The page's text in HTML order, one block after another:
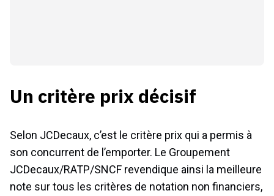
Un critère prix décisif
Selon JCDecaux, c’est le critère prix qui a permis à
son concurrent de l’emporter. Le Groupement
JCDecaux/RATP/SNCF revendique ainsi la meilleure
note sur tous les critères de notation non financiers,